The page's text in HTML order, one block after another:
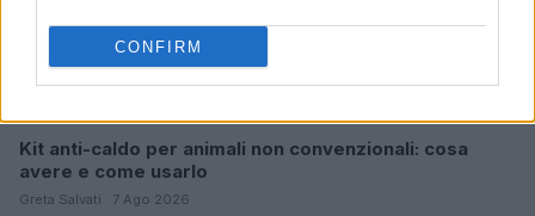
CONFIRM
Kit anti-caldo per animali non convenzionali: cosa
avere e come usarlo
Greta Salvati · 7 Ago 2026